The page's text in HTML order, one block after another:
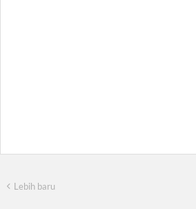
Lebih baru